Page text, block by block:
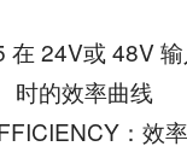
在 24V或 48V
时的效率曲线
：效率